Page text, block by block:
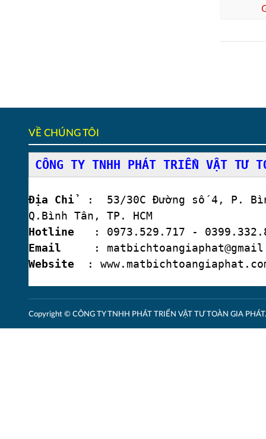
VỀ CHÚNG TÔI
CÔNG TY TNHH PHÁT TRIỂN VẬT TƯ
Địa Chỉ: 53/30C Đường số 4, P.
Q.Bình Tân, TP. HCM
Hotline : 0973.529.717 -
Email :
Website :
Copyright © CÔNG TY TNHH PHÁT TRIỂN VẬT TƯ TOÀN GIA